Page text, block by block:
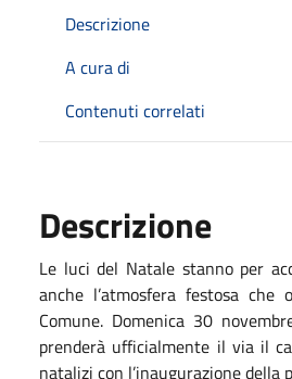
Descrizione
A cura di
Contenuti correlati
Descrizione
Le luci del Natale stanno per
anche l’atmosfera festosa che
Comune. Domenica 30
prenderà ufficialmente il via il
natalizi con l’inaugurazione della